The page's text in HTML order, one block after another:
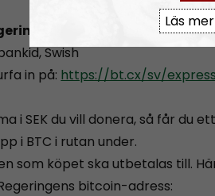
genom att donera
Swish
in på: https://bt.cx/sv/
i SEK du vill donera, så får du ett
i BTC i rutan under.
som köpet ska utbetalas till.
bitcoin-adress:
Läs